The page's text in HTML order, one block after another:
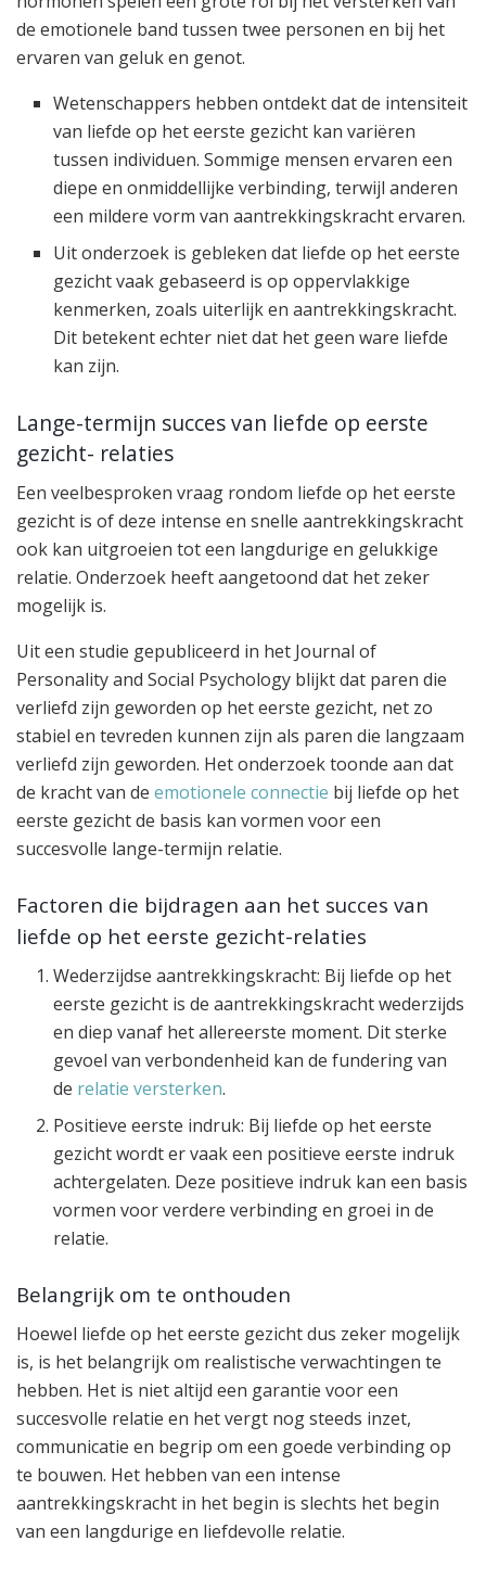
de emotionele band tussen twee personen en bij het
ervaren van geluk en genot.
Wetenschappers hebben ontdekt dat de intensiteit
van liefde op het eerste gezicht kan variëren
tussen individuen. Sommige mensen ervaren een
diepe en onmiddellijke verbinding, terwijl anderen
een mildere vorm van aantrekkingskracht ervaren.
Uit onderzoek is gebleken dat liefde op het eerste
gezicht vaak gebaseerd is op oppervlakkige
kenmerken, zoals uiterlijk en aantrekkingskracht.
Dit betekent echter niet dat het geen ware liefde
kan zijn.
Lange-termijn succes van liefde op eerste
gezicht- relaties
Een veelbesproken vraag rondom liefde op het eerste
gezicht is of deze intense en snelle aantrekkingskracht
ook kan uitgroeien tot een langdurige en gelukkige
relatie. Onderzoek heeft aangetoond dat het zeker
mogelijk is.
Uit een studie gepubliceerd in het Journal of
Personality and Social Psychology blijkt dat paren die
verliefd zijn geworden op het eerste gezicht, net zo
stabiel en tevreden kunnen zijn als paren die langzaam
verliefd zijn geworden. Het onderzoek toonde aan dat
de kracht van de emotionele connectie bij liefde op het
eerste gezicht de basis kan vormen voor een
succesvolle lange-termijn relatie.
Factoren die bijdragen aan het succes van
liefde op het eerste gezicht-relaties
Wederzijdse aantrekkingskracht: Bij liefde op het
eerste gezicht is de aantrekkingskracht wederzijds
en diep vanaf het allereerste moment. Dit sterke
gevoel van verbondenheid kan de fundering van
de relatie versterken.
Positieve eerste indruk: Bij liefde op het eerste
gezicht wordt er vaak een positieve eerste indruk
achtergelaten. Deze positieve indruk kan een basis
vormen voor verdere verbinding en groei in de
relatie.
Belangrijk om te onthouden
Hoewel liefde op het eerste gezicht dus zeker mogelijk
is, is het belangrijk om realistische verwachtingen te
hebben. Het is niet altijd een garantie voor een
succesvolle relatie en het vergt nog steeds inzet,
communicatie en begrip om een goede verbinding op
te bouwen. Het hebben van een intense
aantrekkingskracht in het begin is slechts het begin
van een langdurige en liefdevolle relatie.